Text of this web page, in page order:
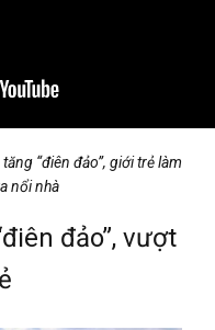
“điên đảo”, giới trẻ làm
nổi nhà
đảo”, vượt